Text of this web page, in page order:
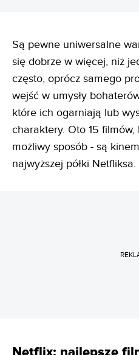
Są pewne uniwersalne
się dobrze w więcej, niż
często, oprócz samego
wejść w umysły
które ich ogarniają lub
charaktery. Oto 15
możliwy sposób - są
najwyższej półki Netfliksa.